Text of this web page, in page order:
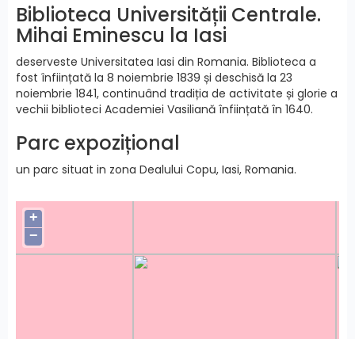
Biblioteca Universității Centrale.
Mihai Eminescu la Iasi
deserveste Universitatea Iasi din Romania. Biblioteca a
fost înființată la 8 noiembrie 1839 și deschisă la 23
noiembrie 1841, continuând tradiția de activitate și glorie a
vechii biblioteci Academiei Vasiliană înființată în 1640.
Parc expozițional
un parc situat in zona Dealului Copu, Iasi, Romania.
+
−